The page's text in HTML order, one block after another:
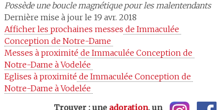
Possède une boucle magnétique pour les malentendants
Dernière mise à jour le 19 avr. 2018
Afficher les prochaines messes de Immaculée
Conception de Notre-Dame
Messes à proximité de Immaculée Conception de
Notre-Dame à Vodelée
Eglises à proximité de Immaculée Conception de
Notre-Dame à Vodelée
Trouver : une adoration, un